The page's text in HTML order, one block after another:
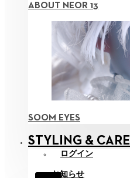
ABOUT NEOR 13
SOOM EYES
STYLING & CARE
ログイン
お知らせ